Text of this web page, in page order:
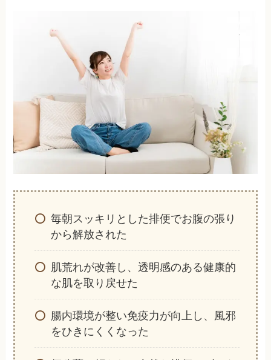
毎朝スッキリとした排便でお腹の張り
から解放された
肌荒れが改善し、透明感のある健康的
な肌を取り戻せた
腸内環境が整い免疫力が向上し、風邪
をひきにくくなった